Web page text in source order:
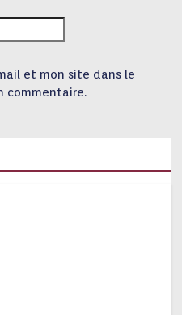
et mon site dans le
commentaire.